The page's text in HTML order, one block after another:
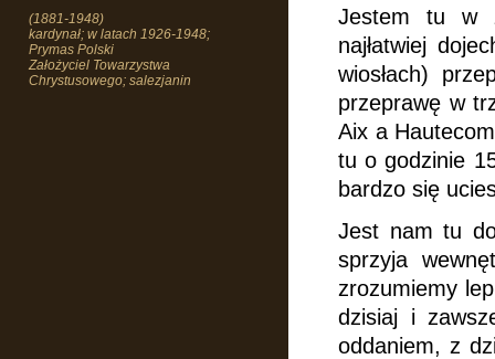
(1881-1948)
kardynał; w latach 1926-1948;
Prymas Polski
Założyciel Towarzystwa
Chrystusowego; salezjanin
Jestem tu w
najłatwiej
wiosłach)
przeprawę w
Aix a
tu o godzinie
bardzo się
Jest nam tu
sprzyja
zrozumiemy
dzisiaj i
oddaniem, z